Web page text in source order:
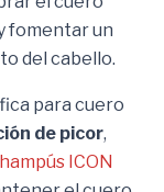
fomentar un
del cabello.
para cuero
de picor,
ICON